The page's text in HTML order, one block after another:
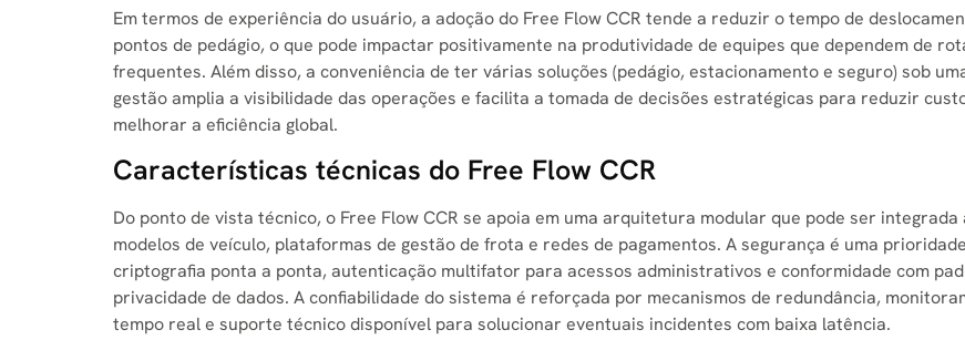
Em termos de experiência do usuário, a adoção do Free Flow CCR tende a reduzir o tempo de
pontos de pedágio, o que pode impactar positivamente na produtividade de equipes que dependem de
frequentes. Além disso, a conveniência de ter várias soluções (pedágio, estacionamento e seguro) sob
gestão amplia a visibilidade das operações e facilita a tomada de decisões estratégicas para reduzir
melhorar a eficiência global.
Características técnicas do Free Flow CCR
Do ponto de vista técnico, o Free Flow CCR se apoia em uma arquitetura modular que pode ser
modelos de veículo, plataformas de gestão de frota e redes de pagamentos. A segurança é uma
criptografia ponta a ponta, autenticação multifator para acessos administrativos e conformidade com
privacidade de dados. A confiabilidade do sistema é reforçada por mecanismos de redundância,
tempo real e suporte técnico disponível para solucionar eventuais incidentes com baixa latência.